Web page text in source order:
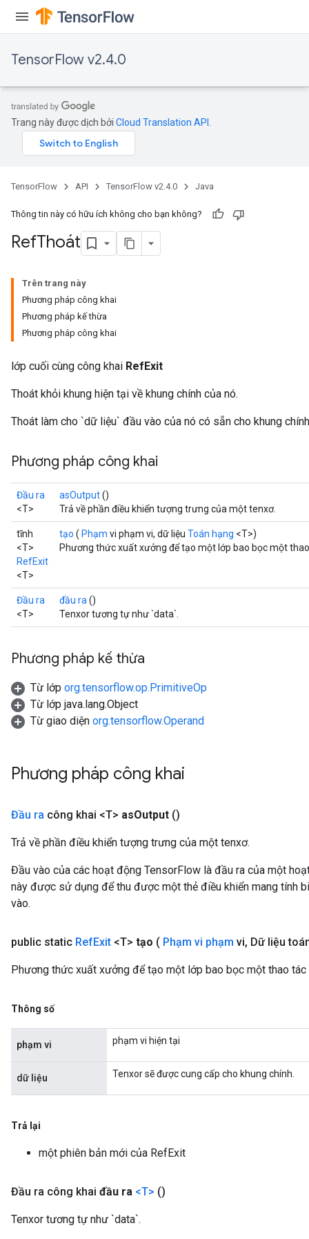
TensorFlow v2.4.0
Trang này được dịch bởi Cloud Translation API
TensorFlow API TensorFlow v2.4.0 Java
Thông tin này có hữu ích không cho bạn không?
RefThoát
Trên trang này
Phương pháp công khai
Phương pháp kế thừa
Phương pháp công khai
lớp cuối cùng công khai RefExit
Thoát khỏi khung hiện tại về khung chính của nó.
Thoát làm cho `dữ liệu` đầu vào của nó có sẵn cho khung
Phương pháp công khai
Đầu ra
<T>
asOutput()
Trả về phần điều khiển tượng trưng của một tenxơ.
tĩnh
<T>
RefExit
<T>
tạo ( Phạm vi phạm vi, dữ liệu Toán hạng <T>)
Phương thức xuất xưởng để tạo một lớp bao bọc một
Đầu ra
<T>
đầu ra ()
Tenxor tương tự như `data`.
Phương pháp kế thừa
Từ lớp org.tensorflow.op.PrimitiveOp
Từ lớp java.lang.Object
Từ giao diện org.tensorflow.Operand
Phương pháp công khai
Đầu ra công khai <T> asOutput ()
Trả về phần điều khiển tượng trưng của một tenxơ.
Đầu vào của các hoạt động TensorFlow là đầu ra của một
này được sử dụng để thu được một thẻ điều khiển mang tính
vào.
public static RefExit <T> tạo ( Phạm vi phạm vi, Dữ liệu
Phương thức xuất xưởng để tạo một lớp bao bọc một thao tác
Thông số
phạm vi phạm vi hiện tại
dữ liệu Tenxor sẽ được cung cấp cho khung chính.
Trả lại
một phiên bản mới của RefExit
Đầu ra công khai đầu ra <T> ()
Tenxor tương tự như `data`.